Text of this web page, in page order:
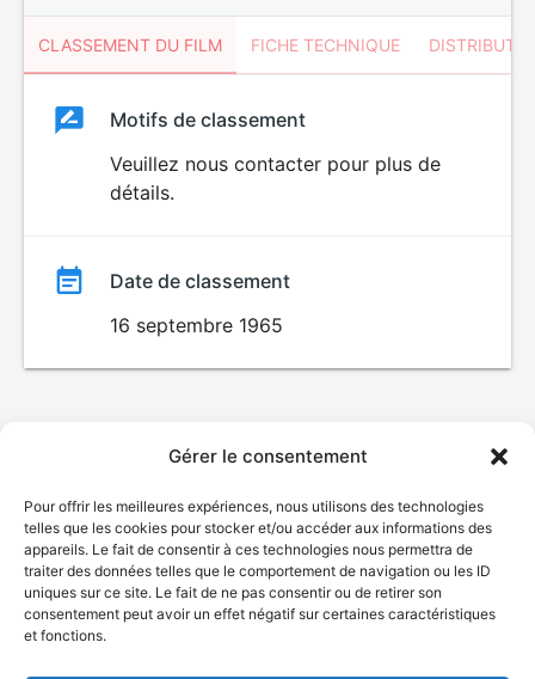
Gérer le consentement
Pour offrir les meilleures expériences, nous utilisons des technologies
telles que les cookies pour stocker et/ou accéder aux informations des
appareils. Le fait de consentir à ces technologies nous permettra de
traiter des données telles que le comportement de navigation ou les ID
uniques sur ce site. Le fait de ne pas consentir ou de retirer son
consentement peut avoir un effet négatif sur certaines caractéristiques
et fonctions.
CLASSEMENT DU FILM FICHE TECHNIQUE
ClassementClassement
Motifs de classement
Veuillez nous contacter pour plus de
détails.
Date de classement
16 septembre 1965